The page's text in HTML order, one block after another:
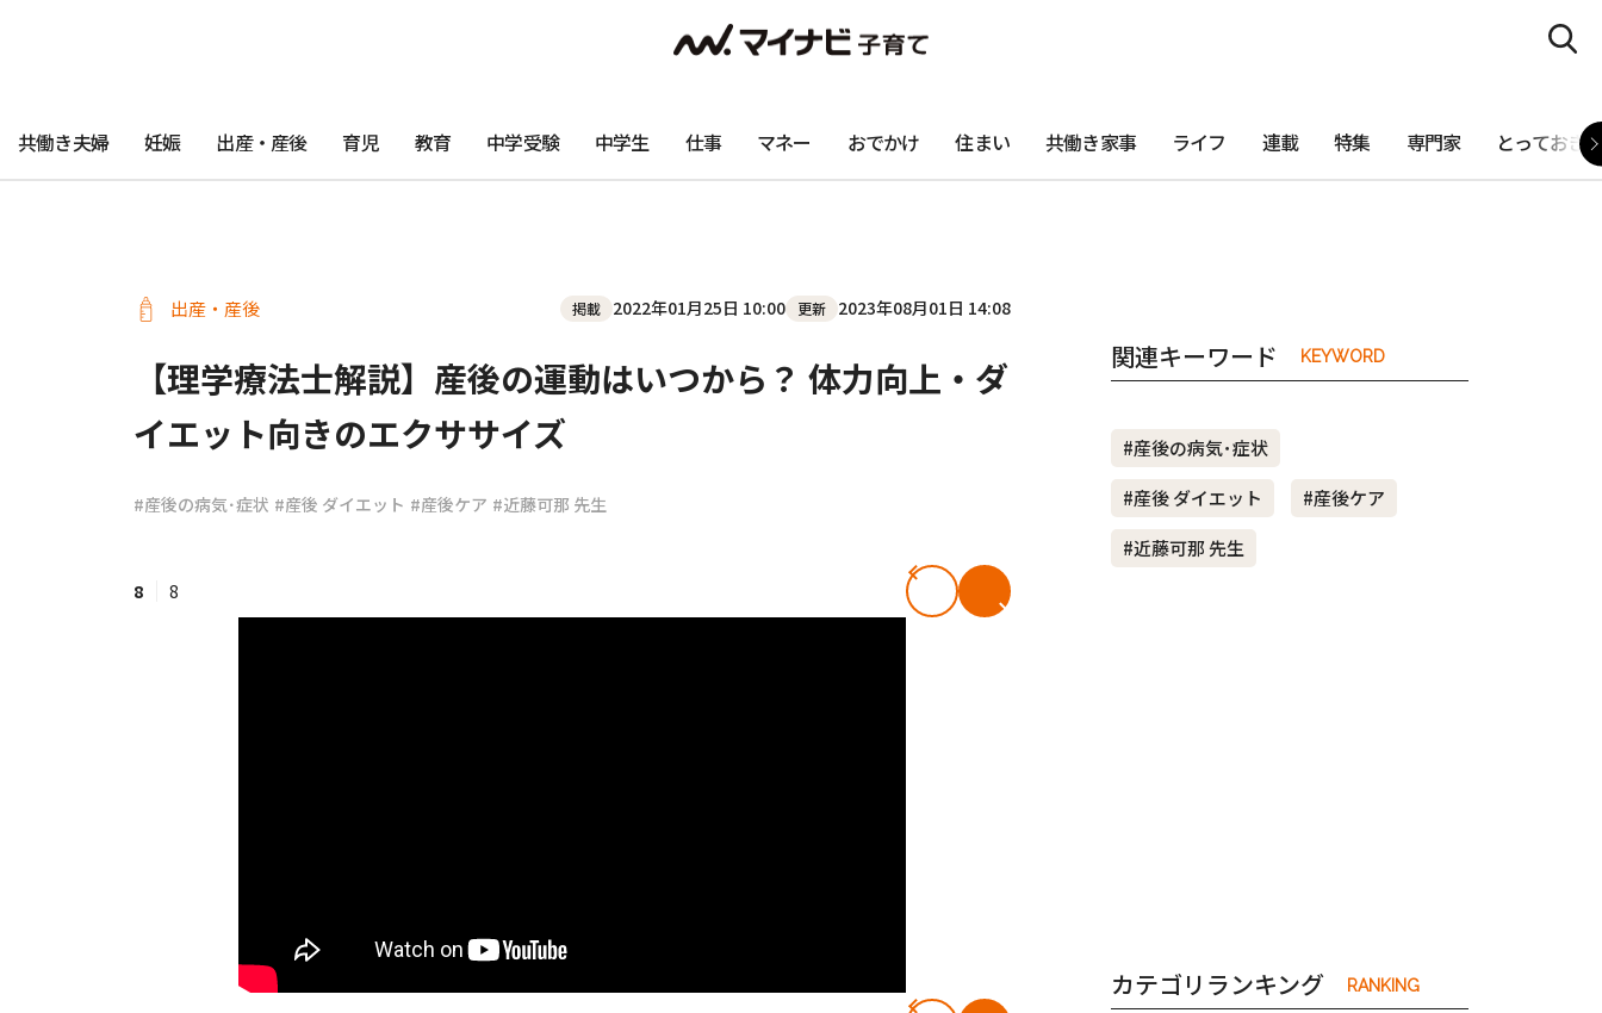
#コミックエッセイ #共働き夫婦のセブンルール #共働き夫婦
共働き夫婦 妊娠 出産・産後 育児 教育 中学受験 中学生 仕事 マネー おでかけ 住まい 共働き家事 ライフ 連載 特集 専門家 とっておき
出産・産後 掲載 2022年01月25日 10:00 更新 2023年08月01日 14:08
【理学療法士解説】産後の運動はいつから？ 体力向上・ダ
イエット向きのエクササイズ
#産後の病気･症状 #産後 ダイエット #産後ケア #近藤可那 先生
8 8
関連キーワード KEYWORD
#産後の病気･症状
#産後 ダイエット
#産後ケア
#近藤可那 先生
カテゴリランキング RANKING